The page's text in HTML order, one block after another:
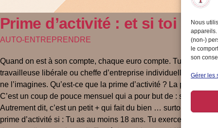
Nous
(non-)
le
son
Gérer les
Prime d’activité : et si toi
AUTO-ENTREPRENDRE
Quand on est à son compte, chaque euro compte. Tu penses
travailleuse libérale ou cheffe d’entreprise individuelle, tu
ne l’imagines. Qu’est-ce que la prime d’activité ? La prime
C’est un coup de pouce mensuel qui a pour but de : soutenir
Autrement dit, c’est un petit + qui fait du bien … surtout quand
prime d’activité si : Tu as au moins 18 ans. Tu exerces une